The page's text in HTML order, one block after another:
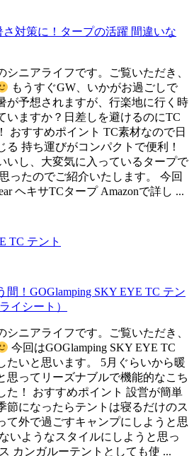
さ対策に！タープの活躍 間違いな
シニアライフです。ご覧いただき、
もうすぐGW、いかがお過ごしで
が予想されますが、行楽地に行く時
いますか？日差しを避けるのにTC
おすすめポイント TC素材なので日
る 持ち運びがコンパクトで便利！
いし、大変気に入っているタープで
ったのでご紹介いたします。 今回
ヘキサTCタープ Amazonで詳し ...
！GOGlamping SKY EYE TC テン
イシート）
シニアライフです。ご覧いただき、
今回はGOGlamping SKY EYE TC
たいと思います。 5月ぐらいから暖
思ってリーズナブルで機能的なこち
た！ おすすめポイント 設営が簡単
節になったらテントは寝るだけのス
て外で過ごすキャンプにしようと思
いようなスタイルにしようと思っ
カンガルーテントとしても使 ...